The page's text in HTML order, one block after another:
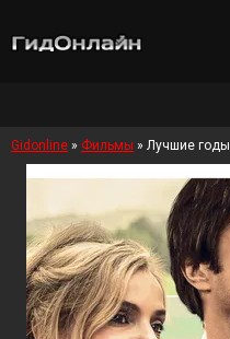
Gidonline » Фильмы » Лучшие годы